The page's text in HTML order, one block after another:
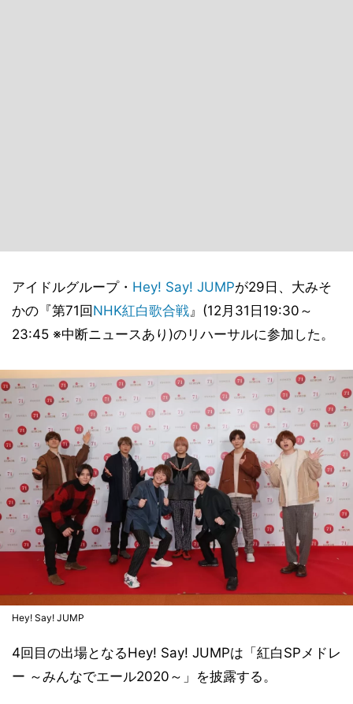
アイドルグループ・ Hey! Say! JUMPが29日、大みそ
かの『第71回 NHK紅白歌合戦』(12月31日19:30～
23:45 ※中断ニュースあり)のリハーサルに参加した。
Hey! Say! JUMP
4回目の出場となるHey! Say! JUMPは「紅白SPメドレ
ー ～みんなでエール2020～」を披露する。